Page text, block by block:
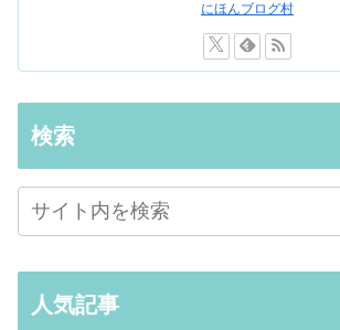
にほんブログ村
検索
人気記事